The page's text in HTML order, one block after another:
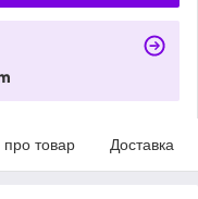
про товар Доставка